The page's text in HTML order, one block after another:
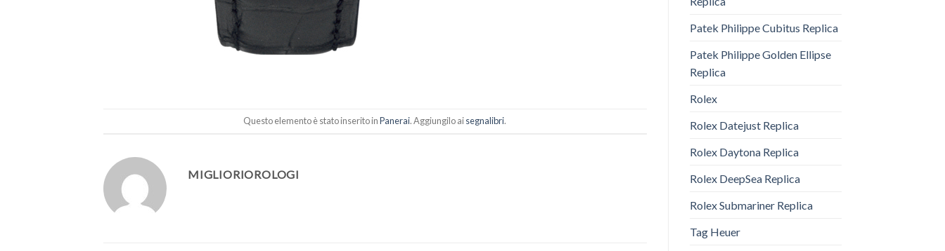
Questo elemento è stato inserito inPanerai. Aggiungilo aisegnalibri.
MIGLIORIOROLOGI
Patek Philippe Cubitus Replica
Patek Philippe Golden Ellipse
Replica
Rolex
Rolex Datejust Replica
Rolex Daytona Replica
Rolex DeepSea Replica
Rolex Submariner Replica
Tag Heuer